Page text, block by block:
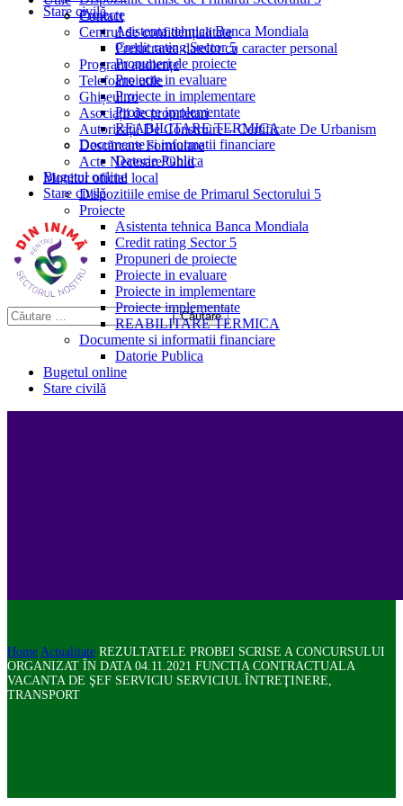
Stare civilă
Proiecte
Asistenta tehnica Banca Mondiala
Credit rating Sector 5
Propuneri de proiecte
Proiecte in evaluare
Proiecte in implementare
Proiecte implementate
REABILITARE TERMICA
Documente si informatii financiare
Datorie Publica
Bugetul online
Stare civilă
Contact
Centrul de confidențialitate
Prelucrarea datelor cu caracter personal
Program audiențe
Telefoane utile
Ghișeul.ro
Asociații de proprietari
Autorizații De Construire – Certificate De Urbanism
Descărcare Formulare
Acte Necesare/Ghid
Monitor oficial local
Dispozitiile emise de Primarul Sectorului 5
Proiecte
Asistenta tehnica Banca Mondiala
Credit rating Sector 5
Propuneri de proiecte
Proiecte in evaluare
Proiecte in implementare
Proiecte implementate
REABILITARE TERMICA
Documente si informatii financiare
Datorie Publica
Bugetul online
Stare civilă
Home Actualitate REZULTATELE PROBEI SCRISE A CONCURSULUI
ORGANIZAT ÎN DATA 04.11.2021 FUNCTIA CONTRACTUALA
VACANTA DE ŞEF SERVICIU SERVICIUL ÎNTREŢINERE,
TRANSPORT